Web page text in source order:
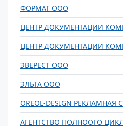
ФОРМАТ ООО
ЦЕНТР ДОКУМЕНТАЦИИ
ЦЕНТР ДОКУМЕНТАЦИИ
ЭВЕРЕСТ ООО
ЭЛЬТА ООО
OREOL-DESIGN РЕКЛАМНАЯ
АГЕНТСТВО ПОЛНООГО